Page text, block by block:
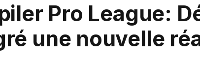
Pro League:
une nouvelle